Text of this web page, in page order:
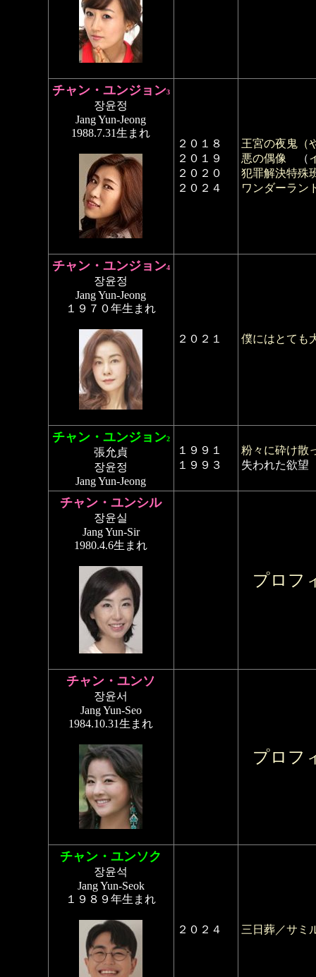
チャン・ユンジョン3
장윤정
Jang Yun-Jeong
1988.7.31生まれ
２０１８
２０１９
２０２０
２０２４
王宮の夜鬼（
悪の偶像 （
犯罪解決特殊
ワンダーラ
チャン・ユンジョン4
장윤정
Jang Yun-Jeong
１９７０年生まれ
２０２１ 僕にはとても
チャン・ユンジョン2
張允貞
장윤정
Jang Yun-Jeong
１９９１
１９９３
粉々に砕け散
失われた欲
チャン・ユンシル
장윤실
Jang Yun-Sir
1980.4.6生まれ
プロフ
チャン・ユンソ
장윤서
Jang Yun-Seo
1984.10.31生まれ
プロフ
チャン・ユンソク
장윤석
Jang Yun-Seok
１９８９年生まれ
２０２４ 三日葬／サミ